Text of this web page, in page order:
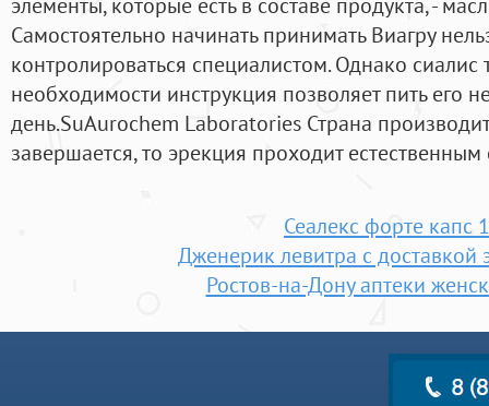
Самостоятельно начинать принимать Виагру
контролироваться специалистом. Однако сиалис
необходимости инструкция позволяет пить его
день.SuAurochem Laboratories Страна
завершается, то эрекция проходит
Сеалекс форте капс
Дженерик левитра с доставкой
Ростов-на-Дону аптеки